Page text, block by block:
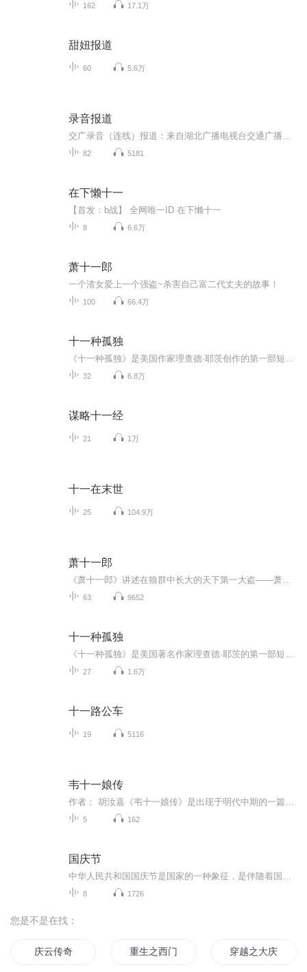
162 17.1万
甜妞报道
60 5.6万
录音报道
82 5181
在下懒十一
【首发：b战】 全网唯一ID 在下懒十一
8 6.6万
萧十一郎
一个渣女爱上一个强盗~杀害自己富二代丈夫的故事！
100 66.4万
十一种孤独
32 6.8万
谋略十一经
21 1万
十一在末世
25 104.9万
萧十一郎
63 9652
十一种孤独
27 1.6万
十一路公车
19 5116
韦十一娘传
5 162
国庆节
8 1726
您是不是在找：
庆云传奇 重生之西门庆 穿越之大庆帝国